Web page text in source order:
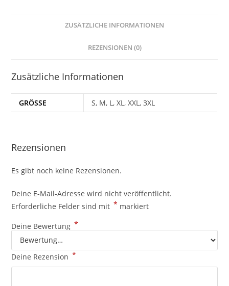
ZUSÄTZLICHE INFORMATIONEN
REZENSIONEN (0)
Zusätzliche Informationen
GRÖSSE S, M, L, XL, XXL, 3XL
Rezensionen
Es gibt noch keine Rezensionen.
Deine E-Mail-Adresse wird nicht veröffentlicht.
Erforderliche Felder sind mit * markiert
Deine Bewertung *
Deine Rezension *